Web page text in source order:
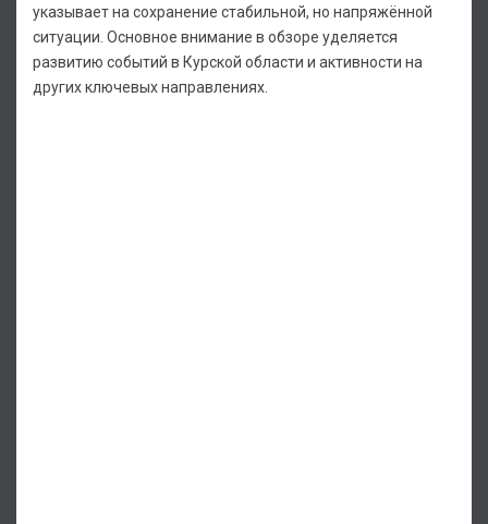
указывает на сохранение стабильной, но напряжённой
ситуации. Основное внимание в обзоре уделяется
развитию событий в Курской области и активности на
других ключевых направлениях.